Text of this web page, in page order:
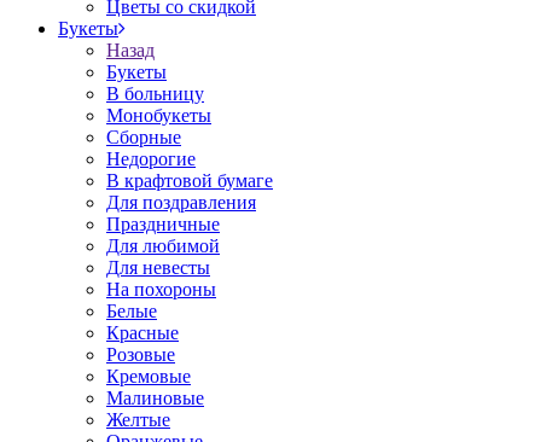
Цветы со скидкой
Букеты
Назад
Букеты
В больницу
Монобукеты
Сборные
Недорогие
В крафтовой бумаге
Для поздравления
Праздничные
Для любимой
Для невесты
На похороны
Белые
Красные
Розовые
Кремовые
Малиновые
Желтые